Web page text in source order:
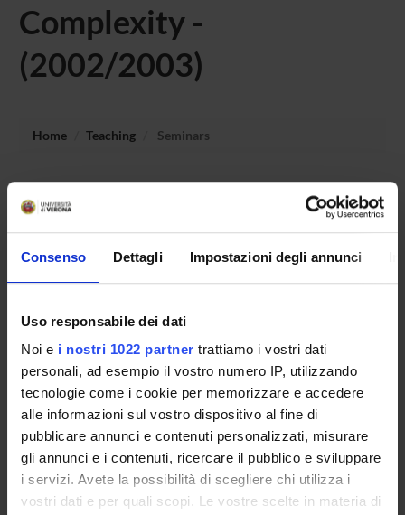
Consenso Dettagli Impostazioni degli annunci
Uso responsabile dei dati
Noi e i nostri 1022 partner trattiamo i vostri dati
personali, ad esempio il vostro numero IP, utilizzando
tecnologie come i cookie per memorizzare e accedere
alle informazioni sul vostro dispositivo al fine di
pubblicare annunci e contenuti personalizzati, misurare
gli annunci e i contenuti, ricercare il pubblico e sviluppare
i servizi. Avete la possibilità di scegliere chi utilizza i
vostri dati e per quali scopi. Le vostre scelte in materia di
Complexity -
(2002/2003)
Home Teaching Seminars
Computational Complexity.
COURSES
PHD PROGRAMMES AND POSTGRADUATE
TRAINING
Contacts
People
Places